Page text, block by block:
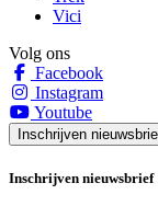
Vici
Volg ons
Facebook
Instagram
Youtube
Inschrijven
Inschrijven nieuwsbrief